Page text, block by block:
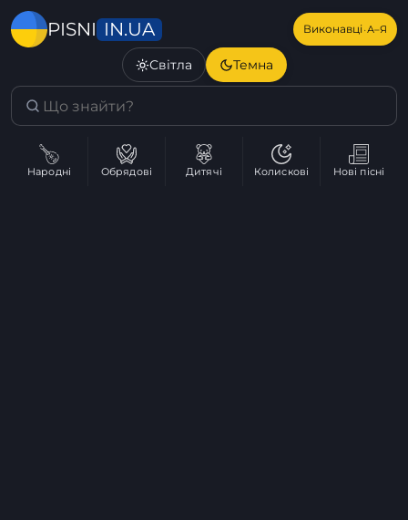
PISNI IN.UA Виконавці·А–Я
Світла Темна
Народні Обрядові Дитячі Колискові Нові пісні